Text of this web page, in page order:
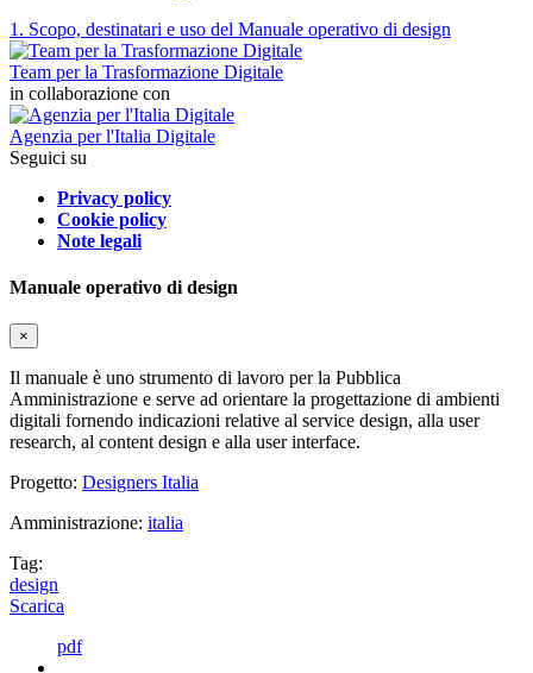
1. Scopo, destinatari e uso del Manuale operativo di design
Team per la Trasformazione Digitale
in collaborazione con
Agenzia per l'Italia Digitale
Seguici su
Privacy policy
Cookie policy
Note legali
Manuale operativo di design
×
Il manuale è uno strumento di lavoro per la Pubblica
Amministrazione e serve ad orientare la progettazione di ambienti
digitali fornendo indicazioni relative al service design, alla user
research, al content design e alla user interface.
Progetto: Designers Italia
Amministrazione: italia
Tag:
design
Scarica
pdf